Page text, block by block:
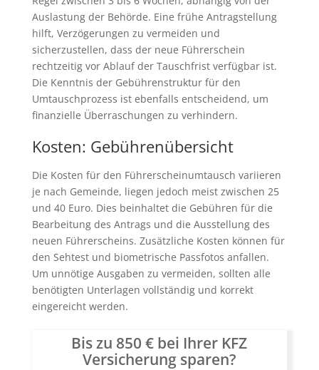
Auslastung der Behörde. Eine frühe Antragstellung
hilft, Verzögerungen zu vermeiden und
sicherzustellen, dass der neue Führerschein
rechtzeitig vor Ablauf der Tauschfrist verfügbar ist.
Die Kenntnis der Gebührenstruktur für den
Umtauschprozess ist ebenfalls entscheidend, um
finanzielle Überraschungen zu verhindern.
Kosten: Gebührenübersicht
Die Kosten für den Führerscheinumtausch variieren
je nach Gemeinde, liegen jedoch meist zwischen 25
und 40 Euro. Dies beinhaltet die Gebühren für die
Bearbeitung des Antrags und die Ausstellung des
neuen Führerscheins. Zusätzliche Kosten können für
den Sehtest und biometrische Passfotos anfallen.
Um unnötige Ausgaben zu vermeiden, sollten alle
benötigten Unterlagen vollständig und korrekt
eingereicht werden.
Bis zu 850 € bei Ihrer KFZ
Versicherung sparen?